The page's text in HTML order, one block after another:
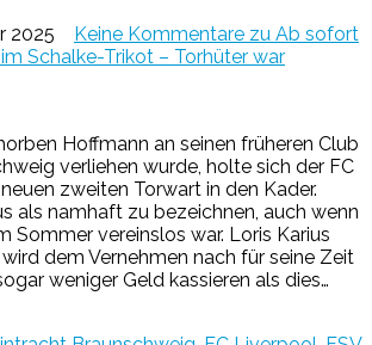
2025 Keine Kommentare zu Ab sofort
Schalke-Trikot – Torhüter war
Hoffmann an seinen früheren Club
verliehen wurde, holte sich der FC
zweiten Torwart in den Kader.
als namhaft zu bezeichnen, auch wenn
Sommer vereinslos war. Loris Karius
dem Vernehmen nach für seine Zeit
weniger Geld kassieren als dies…